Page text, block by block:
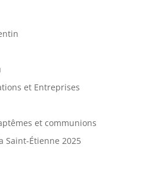
et Entreprises
et communions
Saint-Étienne 2025